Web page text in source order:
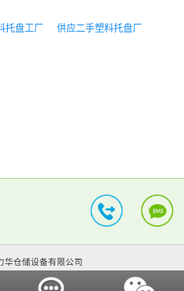
托盘工厂 供应二手塑料托盘厂
仓储设备有限公司